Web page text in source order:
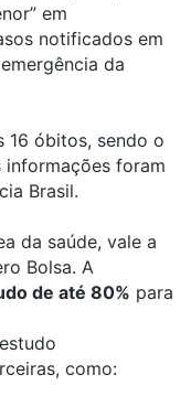
em
notificados em
da
16 óbitos, sendo o
informações foram
Brasil.
da saúde, vale a
Bolsa. A
de até 80% para
como: